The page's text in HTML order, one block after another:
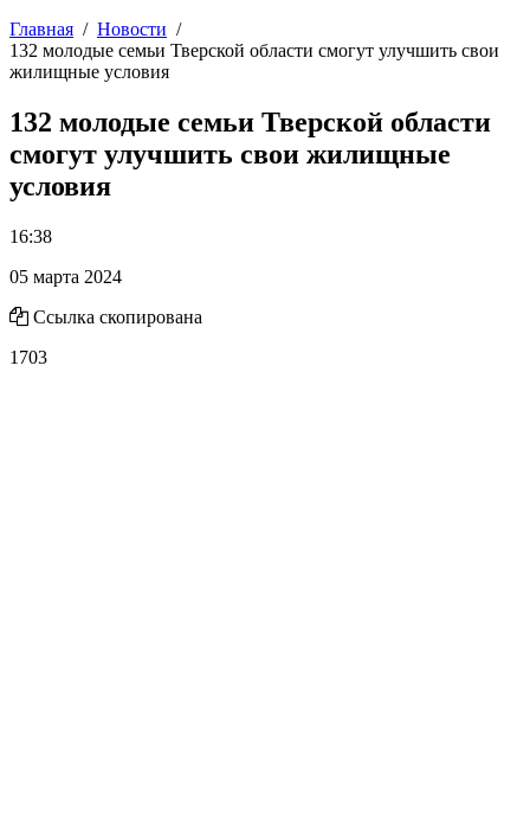
Главная
Новости
132 молодые семьи Тверской области смогут улучшить свои
жилищные условия
132 молодые семьи Тверской области
смогут улучшить свои жилищные
условия
16:38
05 марта 2024
Ссылка скопирована
1703